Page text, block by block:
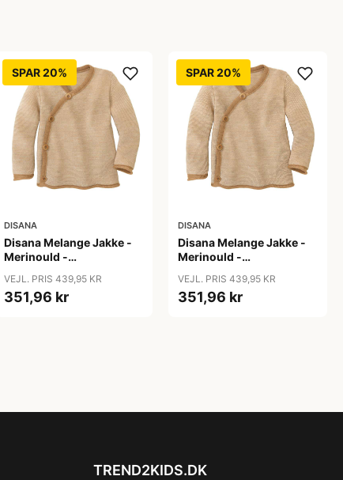
SPAR 20%
DISANA
Disana Melange Jakke -
Merinould -
VEJL. PRIS 439,95 KR
351,96 kr
SPAR 20%
DISANA
Disana Melange Jakke -
Merinould -
VEJL. PRIS 439,95 KR
351,96 kr
TREND2KIDS.DK